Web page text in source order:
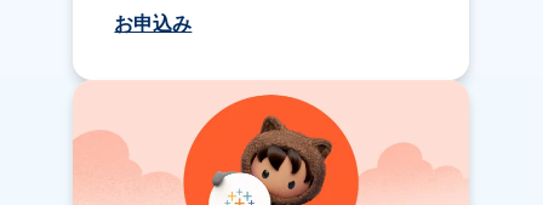
お申込み